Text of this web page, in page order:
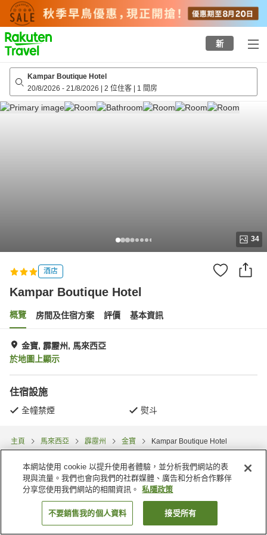
to
top
page
新
Kampar Boutique Hotel
20/8/2026 - 21/8/2026 | 2 位住客 | 1 間房
34
酒店
Kampar Boutique Hotel
概覽 房間及住宿方案 評價 基本資訊
金寶, 霹靂州, 馬來西亞
於地圖上顯示
住宿設施
全幢禁煙 熨斗
主頁 馬來西亞 霹靂州 金寶 Kampar Boutique Hotel
找客房
本網站使用 cookie 以提升使用者體驗，並分析我們網站的表
現與流量。我們也會向我們的社群媒體、廣告和分析合作夥伴
分享您使用我們網站的相關資訊。
私隱政策
不要銷售我的個人資料 接受所有